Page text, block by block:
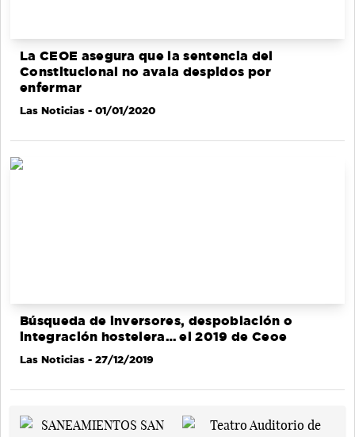
La CEOE asegura que la sentencia del
Constitucional no avala despidos por
enfermar
Las Noticias - 01/01/2020
Búsqueda de inversores, despoblación o
integración hostelera… el 2019 de Ceoe
Las Noticias - 27/12/2019